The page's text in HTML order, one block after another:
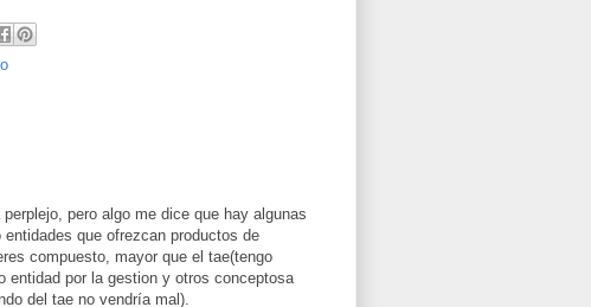
pero algo me dice que hay algunas
que ofrezcan productos de
compuesto, mayor que el tae(tengo
entidad por la gestion y otros conceptosa
del tae no vendría mal).